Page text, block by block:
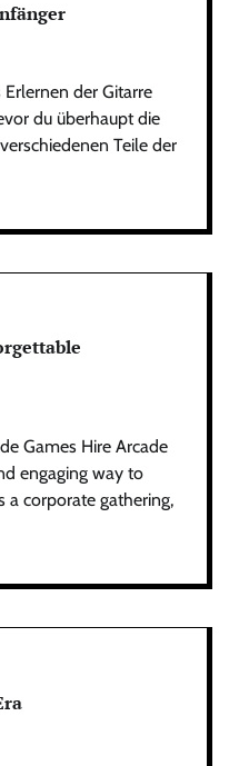
der Gitarre
du überhaupt die
Teile der
Games Hire Arcade
engaging way to
a corporate gathering,